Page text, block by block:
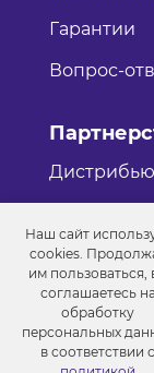
Гарантии
Вопрос-
Оптовые
Как стать
Наш сайт
cookies.
им пользоваться,
соглашаетесь на
обработку
персональных
в соответствии с